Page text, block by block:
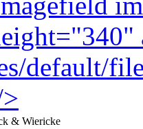
& Wiericke